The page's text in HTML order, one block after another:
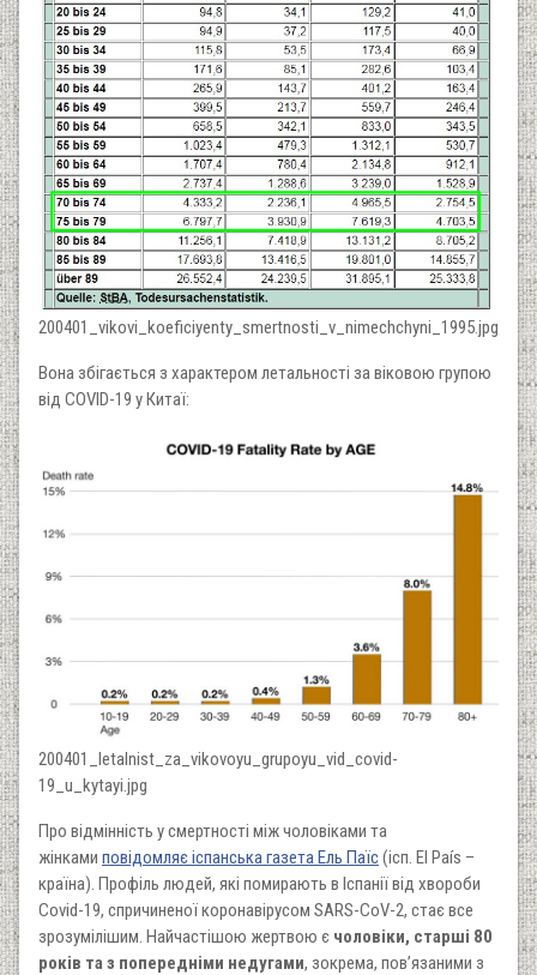
200401_vikovi_koeficiyenty_smertnosti_v_nimechchyni_1995.jpg
Вона збігається з характером летальності за віковою групою
від COVID-19 у Китаї:
200401_letalnist_za_vikovoyu_grupoyu_vid_covid-
19_u_kytayi.jpg
Про відмінність у смертності між чоловіками та
жінками повідомляє іспанська газета Ель Паїс(ісп. El País –
країна). Профіль людей, які помирають в Іспанії від хвороби
Covid-19, спричиненої коронавірусом SARS-CoV-2, стає все
зрозумілішим. Найчастішою жертвою є чоловіки, старші 80
років та з попередніми недугами, зокрема, пов’язаними з